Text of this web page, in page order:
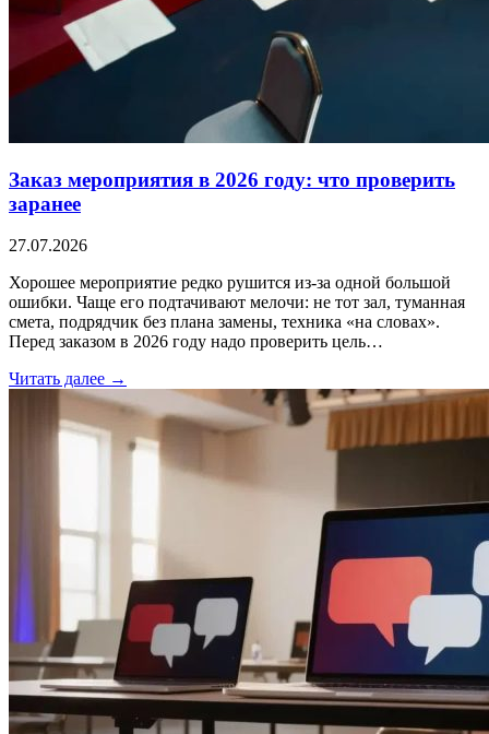
Заказ мероприятия в 2026 году: что проверить
заранее
27.07.2026
Хорошее мероприятие редко рушится из-за одной большой
ошибки. Чаще его подтачивают мелочи: не тот зал, туманная
смета, подрядчик без плана замены, техника «на словах».
Перед заказом в 2026 году надо проверить цель…
Читать далее →